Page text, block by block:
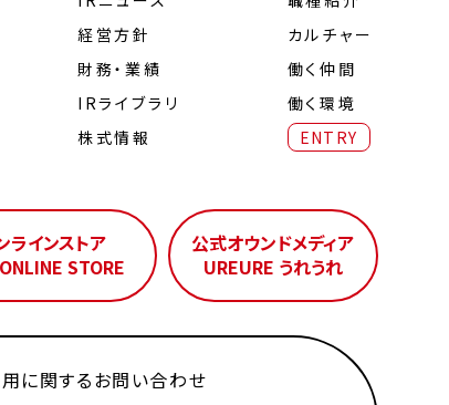
経営⽅針
財務・業績
IRライブラリ
株式情報
カルチャー
働く仲間
働く環境
ENTRY
ラインストア
STORE
公式オウンドメディア
UREURE うれうれ
に関するお問い合わせ